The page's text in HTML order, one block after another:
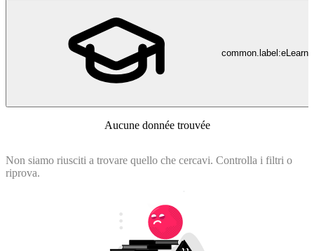
Aucune donnée trouvée
Non siamo riusciti a trovare quello che cercavi. Controlla i filtri o
riprova.